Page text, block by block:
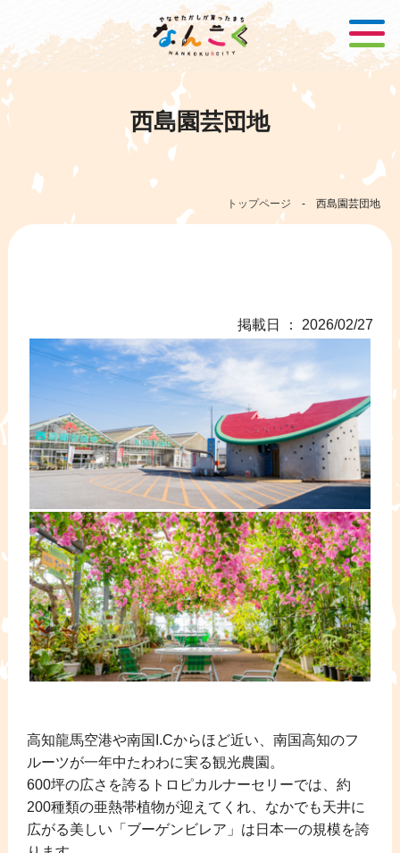
西島園芸団地
トップページ - 西島園芸団地
掲載日 ： 2026/02/27
高知龍馬空港や南国I.Cからほど近い、南国高知のフ
ルーツが一年中たわわに実る観光農園。
600坪の広さを誇るトロピカルナーセリーでは、約
200種類の亜熱帯植物が迎えてくれ、なかでも天井に
広がる美しい「ブーゲンビレア」は日本一の規模を誇